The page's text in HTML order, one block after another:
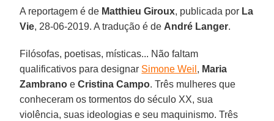
A reportagem é de Matthieu Giroux, publicada por La
Vie, 28-06-2019. A tradução é de André Langer.
Filósofas, poetisas, místicas... Não faltam
qualificativos para designar Simone Weil , Maria
Zambrano eCristina Campo. Três mulheres que
conheceram os tormentos do século XX, sua
violência, suas ideologias e seu maquinismo. Três